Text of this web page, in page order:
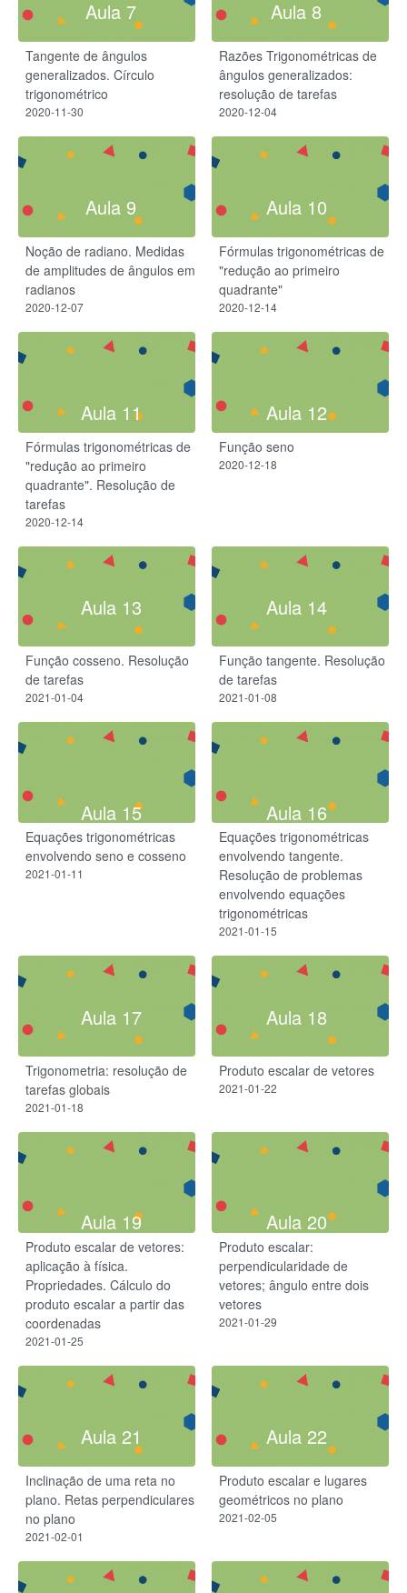
Aula 7
Tangente de ângulos
generalizados. Círculo
trigonométrico
2020-11-30
Aula 8
Razões Trigonométricas de
ângulos generalizados:
resolução de tarefas
2020-12-04
Aula 9
Noção de radiano. Medidas
de amplitudes de ângulos em
radianos
2020-12-07
Aula 10
Fórmulas trigonométricas de
"redução ao primeiro
quadrante"
2020-12-14
Aula 11
Fórmulas trigonométricas de
"redução ao primeiro
quadrante". Resolução de
tarefas
2020-12-14
Aula 12
Função seno
2020-12-18
Aula 13
Função cosseno. Resolução
de tarefas
2021-01-04
Aula 14
Função tangente. Resolução
de tarefas
2021-01-08
Aula 15
Equações trigonométricas
envolvendo seno e cosseno
2021-01-11
Aula 16
Equações trigonométricas
envolvendo tangente.
Resolução de problemas
envolvendo equações
trigonométricas
2021-01-15
Aula 17
Trigonometria: resolução de
tarefas globais
2021-01-18
Aula 18
Produto escalar de vetores
2021-01-22
Aula 19
Produto escalar de vetores:
aplicação à física.
Propriedades. Cálculo do
produto escalar a partir das
coordenadas
2021-01-25
Aula 20
Produto escalar:
perpendicularidade de
vetores; ângulo entre dois
vetores
2021-01-29
Aula 21
Inclinação de uma reta no
plano. Retas perpendiculares
no plano
2021-02-01
Aula 22
Produto escalar e lugares
geométricos no plano
2021-02-05